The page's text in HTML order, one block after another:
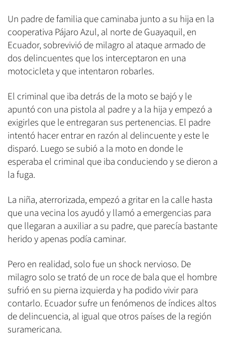
Un padre de familia que caminaba junto a su hija en la
cooperativa Pájaro Azul, al norte de Guayaquil, en
Ecuador, sobrevivió de milagro al ataque armado de
dos delincuentes que los interceptaron en una
motocicleta y que intentaron robarles.
El criminal que iba detrás de la moto se bajó y le
apuntó con una pistola al padre y a la hija y empezó a
exigirles que le entregaran sus pertenencias. El padre
intentó hacer entrar en razón al delincuente y este le
disparó. Luego se subió a la moto en donde le
esperaba el criminal que iba conduciendo y se dieron a
la fuga.
La niña, aterrorizada, empezó a gritar en la calle hasta
que una vecina los ayudó y llamó a emergencias para
que llegaran a auxiliar a su padre, que parecía bastante
herido y apenas podía caminar.
Pero en realidad, solo fue un shock nervioso. De
milagro solo se trató de un roce de bala que el hombre
sufrió en su pierna izquierda y ha podido vivir para
contarlo. Ecuador sufre un fenómenos de índices altos
de delincuencia, al igual que otros países de la región
suramericana.